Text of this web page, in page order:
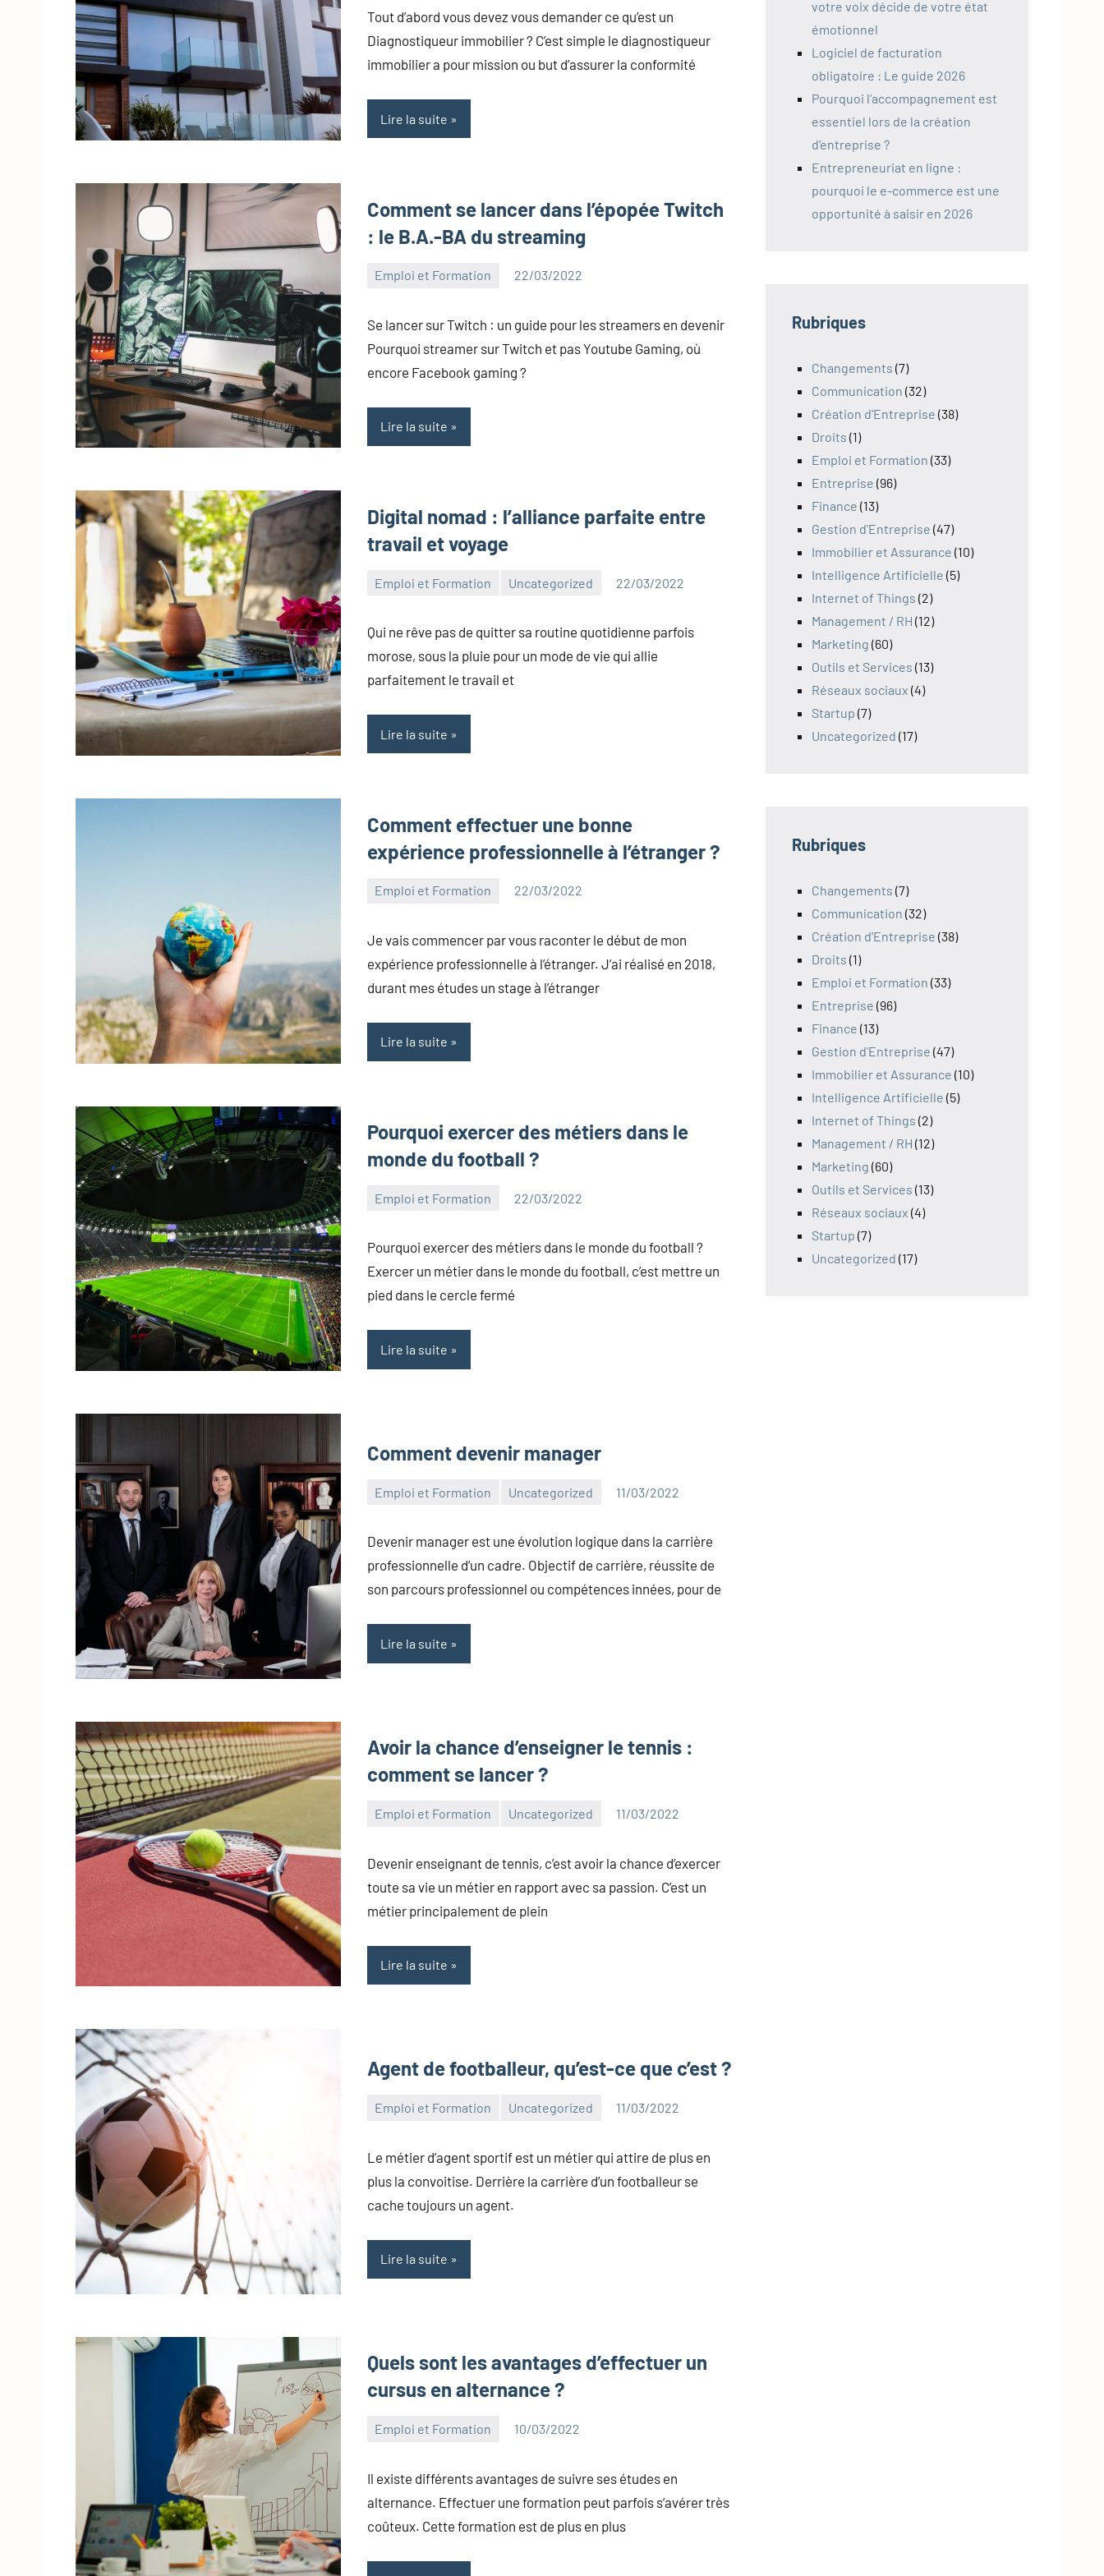
Tout d’abord vous devez vous demander ce qu’est un
Diagnostiqueur immobilier ? C’est simple le diagnostiqueur
immobilier a pour mission ou but d’assurer la conformité
Lire la suite
Comment se lancer dans l’épopée Twitch
: le B.A.-BA du streaming
Emploi et Formation 22/03/2022
Kentin
Aucun
Se lancer sur Twitch : un guide pour les streamers en devenir
Pourquoi streamer sur Twitch et pas Youtube Gaming, où
encore Facebook gaming ?
Lire la suite
Digital nomad : l’alliance parfaite entre
travail et voyage
Emploi et Formation Uncategorized 22/03/2022
Kentin
Aucun
Qui ne rêve pas de quitter sa routine quotidienne parfois
morose, sous la pluie pour un mode de vie qui allie
parfaitement le travail et
Lire la suite
Comment effectuer une bonne
expérience professionnelle à l’étranger ?
Emploi et Formation 22/03/2022
Kentin
Aucun
Je vais commencer par vous raconter le début de mon
expérience professionnelle à l’étranger. J’ai réalisé en 2018,
durant mes études un stage à l’étranger
Lire la suite
Pourquoi exercer des métiers dans le
monde du football ?
Emploi et Formation 22/03/2022
Kentin
Aucun
Pourquoi exercer des métiers dans le monde du football ?
Exercer un métier dans le monde du football, c’est mettre un
pied dans le cercle fermé
Lire la suite
Comment devenir manager
Emploi et Formation Uncategorized 11/03/2022
Kentin
Aucun
Devenir manager est une évolution logique dans la carrière
professionnelle d’un cadre. Objectif de carrière, réussite de
son parcours professionnel ou compétences innées, pour de
Lire la suite
Avoir la chance d’enseigner le tennis :
comment se lancer ?
Emploi et Formation Uncategorized 11/03/2022
Kentin
Aucun
Devenir enseignant de tennis, c’est avoir la chance d’exercer
toute sa vie un métier en rapport avec sa passion. C’est un
métier principalement de plein
Lire la suite
Agent de footballeur, qu’est-ce que c’est ?
Emploi et Formation Uncategorized 11/03/2022
Kentin
Aucun
Le métier d’agent sportif est un métier qui attire de plus en
plus la convoitise. Derrière la carrière d’un footballeur se
cache toujours un agent.
Lire la suite
Quels sont les avantages d’effectuer un
cursus en alternance ?
Emploi et Formation 10/03/2022
Kentin
Il existe différents avantages de suivre ses études en
alternance. Effectuer une formation peut parfois s’avérer très
coûteux. Cette formation est de plus en plus
votre voix décide de votre état
émotionnel
Logiciel de facturation
obligatoire : Le guide 2026
Pourquoi l’accompagnement est
essentiel lors de la création
d’entreprise ?
Entrepreneuriat en ligne :
pourquoi le e-commerce est une
opportunité à saisir en 2026
Rubriques
Changements (7)
Communication (32)
Création d'Entreprise (38)
Droits (1)
Emploi et Formation (33)
Entreprise (96)
Finance (13)
Gestion d'Entreprise (47)
Immobilier et Assurance (10)
Intelligence Artificielle (5)
Internet of Things (2)
Management / RH (12)
Marketing (60)
Outils et Services (13)
Réseaux sociaux (4)
Startup (7)
Uncategorized (17)
Rubriques
Changements (7)
Communication (32)
Création d'Entreprise (38)
Droits (1)
Emploi et Formation (33)
Entreprise (96)
Finance (13)
Gestion d'Entreprise (47)
Immobilier et Assurance (10)
Intelligence Artificielle (5)
Internet of Things (2)
Management / RH (12)
Marketing (60)
Outils et Services (13)
Réseaux sociaux (4)
Startup (7)
Uncategorized (17)